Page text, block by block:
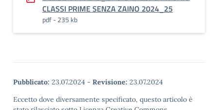
CLASSI PRIME SENZA ZAINO 2024_25
pdf - 235 kb
Pubblicato: 23.07.2024 - Revisione: 23.07.2024
Eccetto dove diversamente specificato, questo articolo è